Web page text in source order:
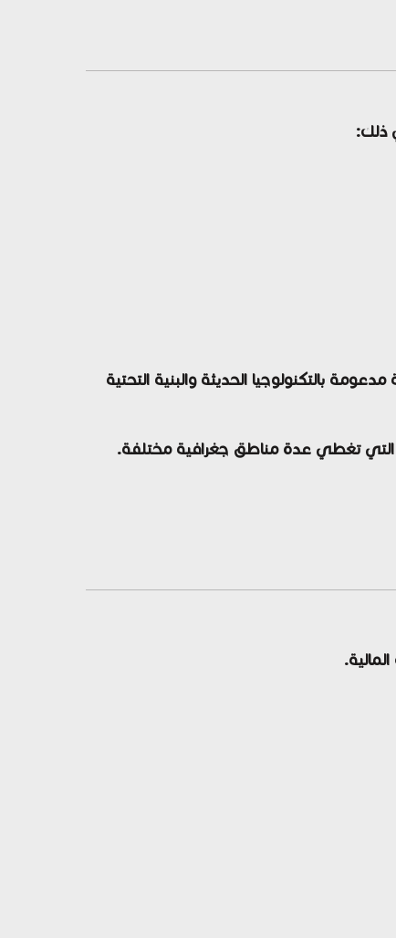
بالتكنولوجيا الحديثة والبنية التحتية
التي تغطي عدة مناطق جغرافية مختلفة.